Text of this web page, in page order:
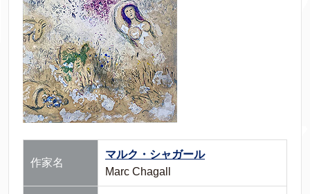
作家名
マルク・シャガール
Marc Chagall